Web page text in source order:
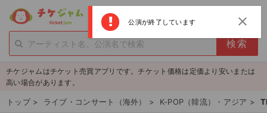
menu
person_add 新規会員登録
チケットを探す
新着チケット
チケジャムはチケット売買アプリです。チケット価格は定価より安いまたは
高い場合があります。
トップ > ライブ・コンサート（海外） > K-POP（韓流）・アジア >
公演が終了しています close